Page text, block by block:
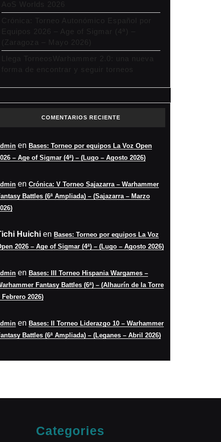
AoS Worlds 2026
Crónica: Torneo Autonómico Español por
Equipos 2026 – Age of Sigmar (4ª) –
(Zaragoza – Mayo 2026)
Llega TorneosWarhammer 2.0: una nueva
forma de encontrar y seguir torneos
COMENTARIOS RECIENTE
en Bases: Torneo por equipos La Voz Open
– Age of Sigmar (4ª) – (Lugo – Agosto 2026)
en Crónica: V Torneo Sajazarra – Warhammer
Battles (6ª Ampliada) – (Sajazarra – Marzo
Huichi en Bases: Torneo por equipos La Voz
2026 – Age of Sigmar (4ª) – (Lugo – Agosto 2026)
en Bases: III Torneo Hispania Wargames –
Fantasy Battles (6ª) – (Alhaurín de la Torre
Febrero 2026)
en Bases: II Torneo Liderazgo 10 – Warhammer
Battles (6ª Ampliada) – (Leganes – Abril 2026)
Categories